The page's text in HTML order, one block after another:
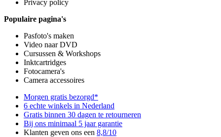
Privacy policy
Populaire pagina's
Pasfoto's maken
Video naar DVD
Cursussen & Workshops
Inktcartridges
Fotocamera's
Camera accessoires
Morgen gratis bezorgd*
6 echte winkels in Nederland
Gratis binnen 30 dagen te retourneren
Bij ons minimaal 5 jaar garantie
Klanten geven ons een 8,8/10